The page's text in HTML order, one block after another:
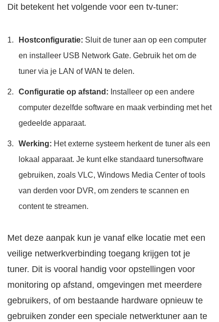
Dit betekent het volgende voor een tv-tuner:
Hostconfiguratie: Sluit de tuner aan op een computer
en installeer USB Network Gate. Gebruik het om de
tuner via je LAN of WAN te delen.
Configuratie op afstand: Installeer op een andere
computer dezelfde software en maak verbinding met het
gedeelde apparaat.
Werking: Het externe systeem herkent de tuner als een
lokaal apparaat. Je kunt elke standaard tunersoftware
gebruiken, zoals VLC, Windows Media Center of tools
van derden voor DVR, om zenders te scannen en
content te streamen.
Met deze aanpak kun je vanaf elke locatie met een
veilige netwerkverbinding toegang krijgen tot je
tuner. Dit is vooral handig voor opstellingen voor
monitoring op afstand, omgevingen met meerdere
gebruikers, of om bestaande hardware opnieuw te
gebruiken zonder een speciale netwerktuner aan te